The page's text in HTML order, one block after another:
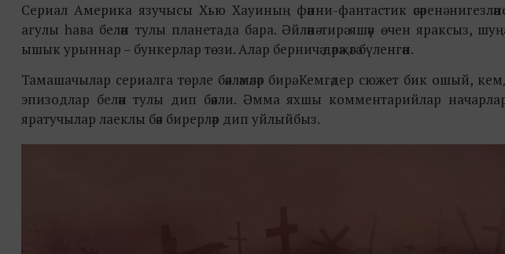
Сериал Америка язучысы Хью Хауиның фәнни-фантастик әсәренә
агулы һава белән тулы планетада бара. Әйләнә-тирә яшәү өчен яраксыз,
ышык урыннар – бункерлар төзи. Алар берничә дәрәҗәгә бүленгән.
Тамашачылар сериалга төрле бәяләмәләр бирә. Кемгәдер сюжет бик ошый,
эпизодлар белән тулы дип бәяли. Әмма яхшы комментарийлар
яратучылар лаеклы бәя бирерләр дип уйлыйбыз.